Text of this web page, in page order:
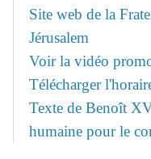
Site web de la
Jérusalem
Voir la vidéo
Télécharger
Texte de Benoît
humaine pour le